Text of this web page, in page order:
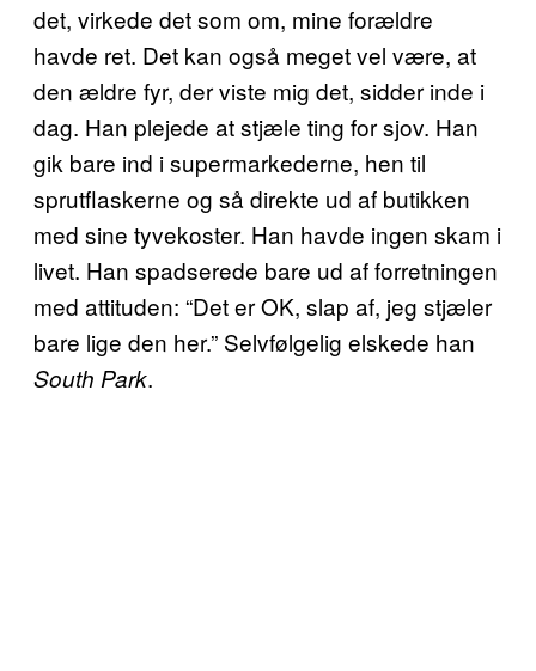
det, virkede det som om, mine forældre
havde ret. Det kan også meget vel være, at
den ældre fyr, der viste mig det, sidder inde i
dag. Han plejede at stjæle ting for sjov. Han
gik bare ind i supermarkederne, hen til
sprutflaskerne og så direkte ud af butikken
med sine tyvekoster. Han havde ingen skam i
livet. Han spadserede bare ud af forretningen
med attituden: “Det er OK, slap af, jeg stjæler
bare lige den her.” Selvfølgelig elskede han
South Park.